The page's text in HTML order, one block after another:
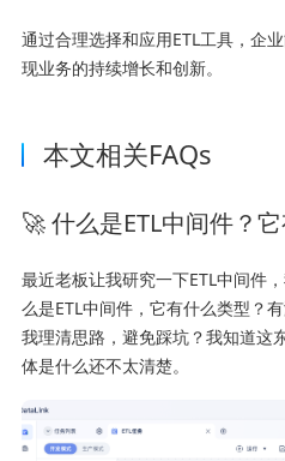
通过合理选择和应用ETL工具，企
现业务的持续增长和创新。
本文相关FAQs
🚀 什么是ETL中间件？
最近老板让我研究一下ETL中间件
么是ETL中间件，它有什么类型？
我理清思路，避免踩坑？我知道这
体是什么还不太清楚。